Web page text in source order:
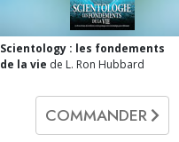
Scientology : les fondements
de la vie de L. Ron Hubbard
COMMANDER